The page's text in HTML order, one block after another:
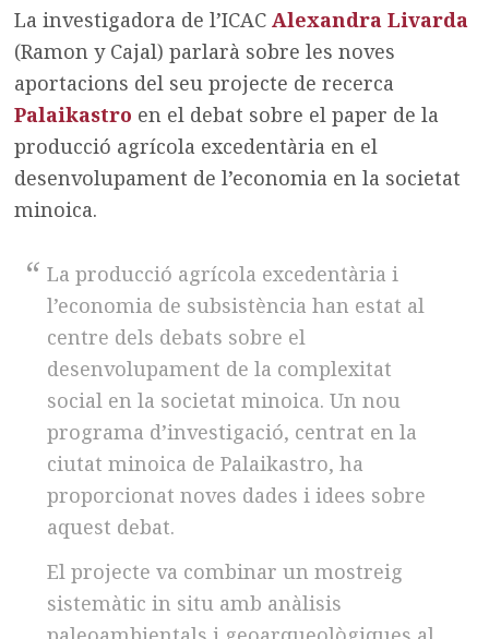
La investigadora de l’ICACAlexandra Livarda
(Ramon y Cajal) parlarà sobre les noves
aportacions del seu projecte de recerca
Palaikastro en el debat sobre el paper de la
producció agrícola excedentària en el
desenvolupament de l’economia en la societat
minoica.
La producció agrícola excedentària i
l’economia de subsistència han estat al
centre dels debats sobre el
desenvolupament de la complexitat
social en la societat minoica. Un nou
programa d’investigació, centrat en la
ciutat minoica de Palaikastro, ha
proporcionat noves dades i idees sobre
aquest debat.
El projecte va combinar un mostreig
sistemàtic in situ amb anàlisis